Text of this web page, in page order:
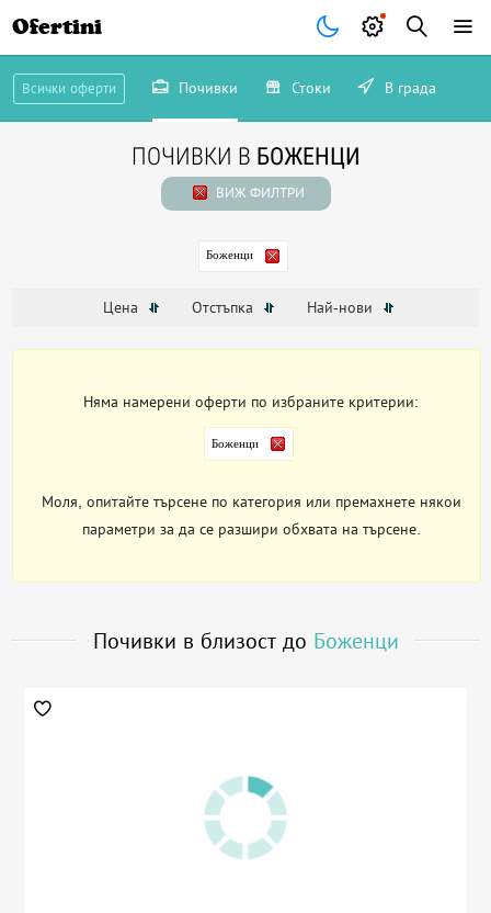
Ofertini
Всички оферти Почивки Стоки В града
ПОЧИВКИ В БОЖЕНЦИ
ВИЖ ФИЛТРИ
Боженци
Цена Отстъпка Най-нови
Няма намерени оферти по избраните критерии:
Боженци
Моля, опитайте търсене по категория или премахнете някои
параметри за да се разшири обхвата на търсене.
Почивки в близост до Боженци